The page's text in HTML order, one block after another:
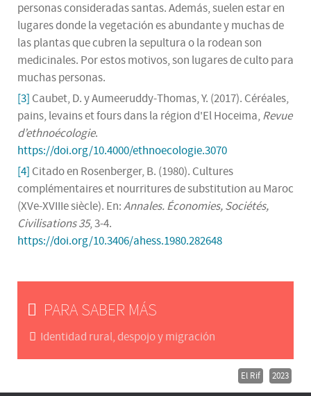
personas consideradas santas. Además, suelen estar en
lugares donde la vegetación es abundante y muchas de
las plantas que cubren la sepultura o la rodean son
medicinales. Por estos motivos, son lugares de culto para
muchas personas.
[3] Caubet, D. y Aumeeruddy-Thomas, Y. (2017). Céréales,
pains, levains et fours dans la région d'El Hoceima,Revue
d’ethnoécologie.
https://doi.org/10.4000/ethnoecologie.3070
[4] Citado en Rosenberger, B. (1980). Cultures
complémentaires et nourritures de substitution au Maroc
(XVe-XVIIIe siècle). En:Annales. Économies, Sociétés,
Civilisations35, 3-4.
https://doi.org/10.3406/ahess.1980.282648
PARA SABER MÁS
Identidad rural, despojo y migración
El Rif 2023